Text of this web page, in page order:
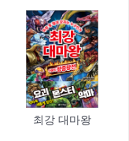
최강 대마왕